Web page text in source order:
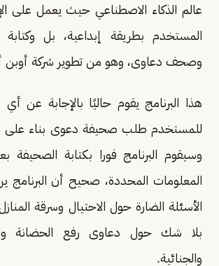
عالم الذكاء الاصطناعي حيث يعمل على
المستخدم بطريقة إبداعية، بل
وصحف دعاوى، وهو من تطوير شركة أوبن
هذا البرنامج يقوم حاليًا بالإجابة عن
للمستخدم طلب صحيفة دعوى بناء على
وسيقوم البرنامج فورا بكتابة
المعلومات المحددة، صحيح أن البرنامج
الأسئلة الضارة حول الاحتيال وسرقة
بلا شك حول دعاوى رفع الحضانة
والجنائية.